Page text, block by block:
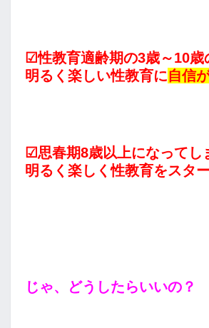
☑性教育適齢期の3歳～10歳
明るく楽しい性教育に自信
☑思春期8歳以上になってし
明るく楽しく性教育をスタ
じゃ、どうしたらいいの？